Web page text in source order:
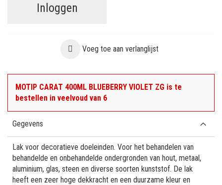
Inloggen
Voeg toe aan verlanglijst
MOTIP CARAT 400ML BLUEBERRY VIOLET ZG is te
bestellen in veelvoud van 6
Gegevens
Lak voor decoratieve doeleinden. Voor het behandelen van
behandelde en onbehandelde ondergronden van hout, metaal,
aluminium, glas, steen en diverse soorten kunststof. De lak
heeft een zeer hoge dekkracht en een duurzame kleur en